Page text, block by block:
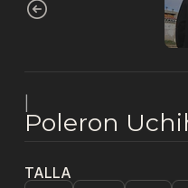
Poleron
TALLA